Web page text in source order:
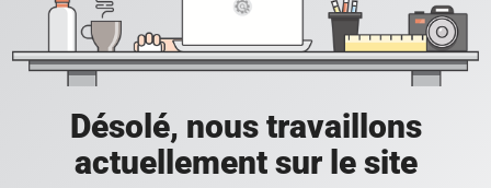
Désolé, nous travaillons
actuellement sur le site